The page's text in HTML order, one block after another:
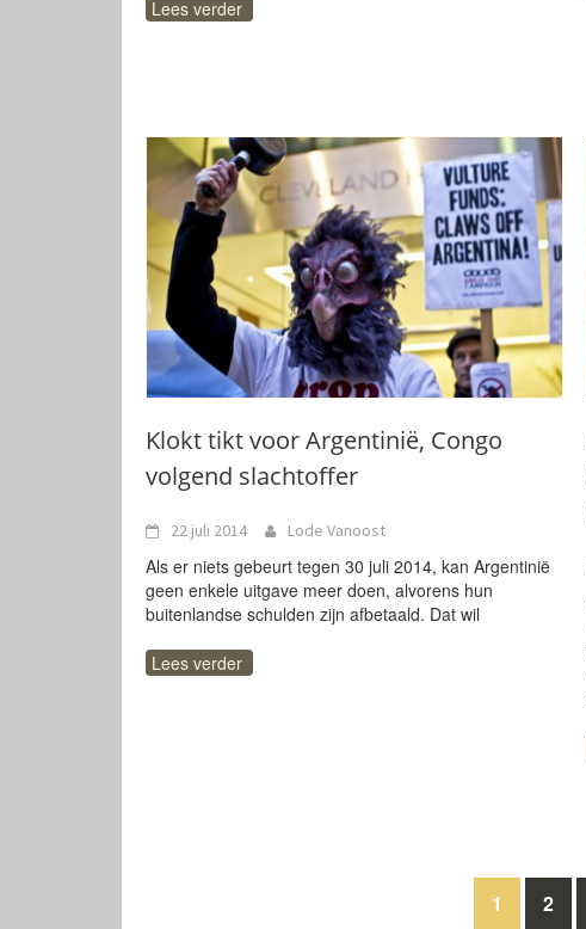
Lees verder
Klokt tikt voor Argentinië, Congo
volgend slachtoffer
22 juli 2014 Lode Vanoost
Als er niets gebeurt tegen 30 juli 2014, kan Argentinië
geen enkele uitgave meer doen, alvorens hun
buitenlandse schulden zijn afbetaald. Dat wil
Lees verder
1 2